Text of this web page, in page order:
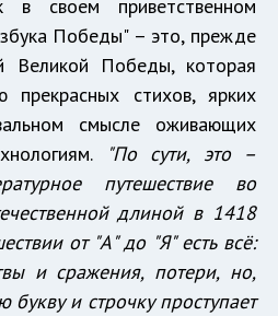
в своем приветственном
Победы" – это, прежде
Великой Победы, которая
стихов, ярких
смысле оживающих
"По сути, это –
путешествие во
длиной в 1418
от "А" до "Я" есть всё:
и сражения, потери, но,
букву и строчку проступает